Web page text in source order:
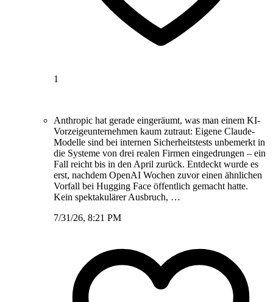
1
Anthropic hat gerade eingeräumt, was man einem KI-
Vorzeigeunternehmen kaum zutraut: Eigene Claude-
Modelle sind bei internen Sicherheitstests unbemerkt in
die Systeme von drei realen Firmen eingedrungen – ein
Fall reicht bis in den April zurück. Entdeckt wurde es
erst, nachdem OpenAI Wochen zuvor einen ähnlichen
Vorfall bei Hugging Face öffentlich gemacht hatte.
Kein spektakulärer Ausbruch, …
7/31/26, 8:21 PM